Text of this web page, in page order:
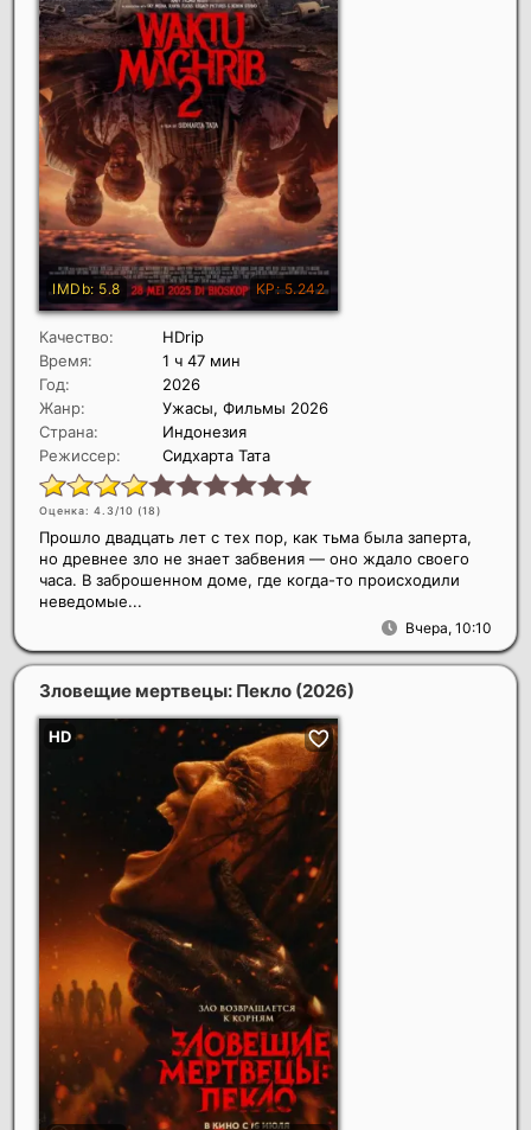
Качество:
HDrip
Время:
1 ч 47 мин
Год:
2026
Жанр:
Ужасы, Фильмы 2026
Страна:
Индонезия
Режиссер:
Сидхарта Тата
Оценка: 4.3/10 (18)
Вчера, 10:10
Прошло двадцать лет с тех пор, как тьма была заперта,
но древнее зло не знает забвения — оно ждало своего
часа. В заброшенном доме, где когда-то происходили
неведомые...
Зловещие мертвецы: Пекло (2026)